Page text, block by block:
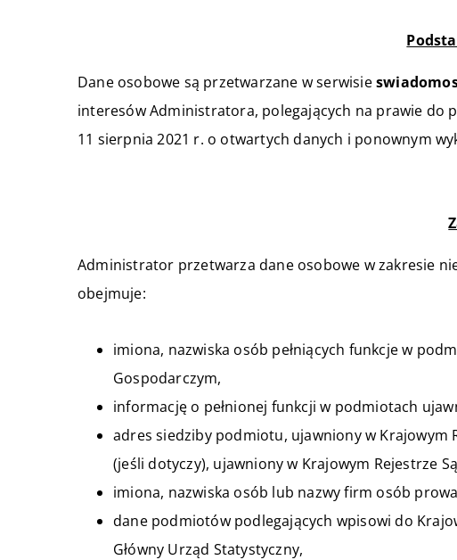
Dane osobowe są przetwarzane w serwisie
interesów Administratora, polegających na prawie do
11 sierpnia 2021 r. o otwartych danych i ponownym
Administrator przetwarza dane osobowe w zakresie
obejmuje:
imiona, nazwiska osób pełniących funkcje w
Gospodarczym,
informację o pełnionej funkcji w podmiotach
adres siedziby podmiotu, ujawniony w Krajowym
(jeśli dotyczy), ujawniony w Krajowym Rejestrze
imiona, nazwiska osób lub nazwy firm osób
dane podmiotów podlegających wpisowi do
Główny Urząd Statystyczny,